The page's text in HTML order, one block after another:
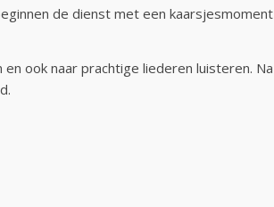
de dienst met een kaarsjesmoment
ook naar prachtige liederen luisteren. Na